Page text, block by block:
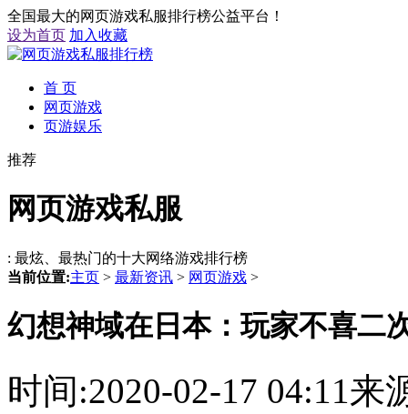
全国最大的网页游戏私服排行榜公益平台！
设为首页 加入收藏
首 页
网页游戏
页游娱乐
推荐
网页游戏私服
: 最炫、最热门的十大网络游戏排行榜
当前位置:主页 > 最新资讯 > 网页游戏 >
幻想神域在日本：玩家不喜二
时间:2020-02-17 04:11